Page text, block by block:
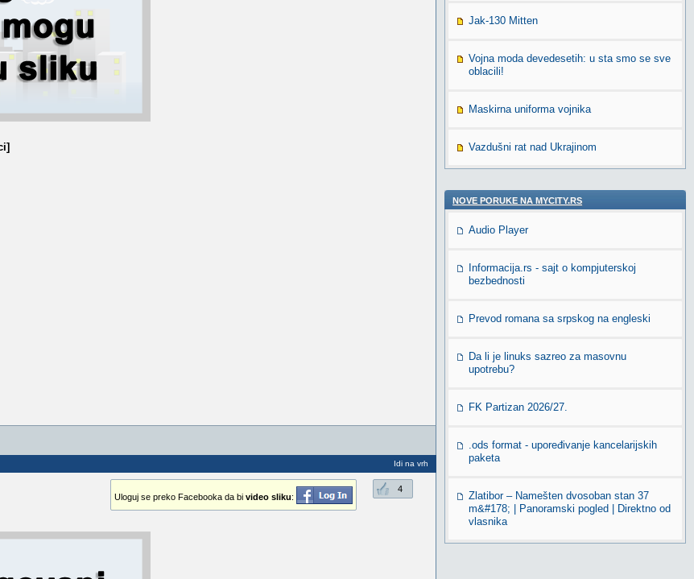
Idi na vrh
4
Uloguj se preko Facebooka da bi video sliku:
Jak-130 Mitten
Vojna moda devedesetih: u sta smo se sve
oblacili!
Maskirna uniforma vojnika
Vazdušni rat nad Ukrajinom
NOVE PORUKE NA MYCITY.RS
Audio Player
Informacija.rs - sajt o kompjuterskoj
bezbednosti
Prevod romana sa srpskog na engleski
Da li je linuks sazreo za masovnu
upotrebu?
FK Partizan 2026/27.
.ods format - upoređivanje kancelarijskih
paketa
Zlatibor – Namešten dvosoban stan 37
m&#178; | Panoramski pogled | Direktno od
vlasnika